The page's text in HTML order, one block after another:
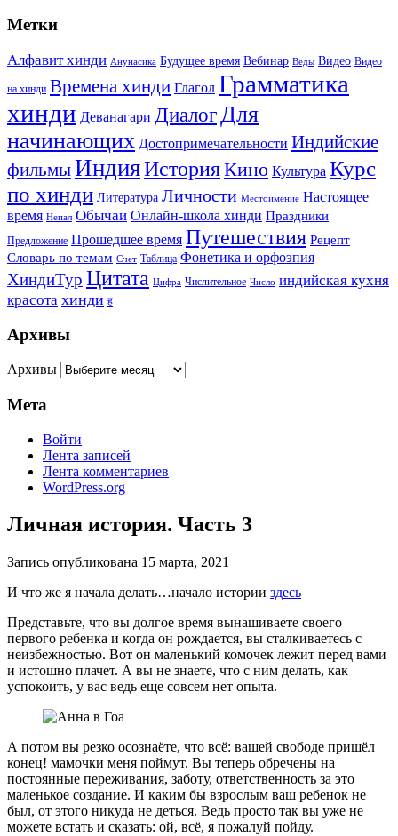
Метки
Алфавит хинди Анунасика Будущее время Вебинар Веды Видео Видео
на хинди Времена хинди Глагол Грамматика
хинди Деванагари Диалог Для
начинающих Достопримечательности Индийские
фильмыИндияИсторияКино Культура Курс
по хинди Литература Личности Местоимение Настоящее
время Непал Обычаи Онлайн-школа хинди Праздники
Предложение Прошедшее время Путешествия Рецепт
Словарь по темам Счет Таблица Фонетика и орфоэпия
ХиндиТур Цитата Цифра Числительное Число индийская кухня
красота хинди ह
Архивы
Архивы
Мета
Войти
Лента записей
Лента комментариев
WordPress.org
Личная история. Часть 3
Запись опубликована 15 марта, 2021
И что же я начала делать…начало истории здесь
Представьте, что вы долгое время вынашиваете своего
первого ребенка и когда он рождается, вы сталкиваетесь с
неизбежностью. Вот он маленький комочек лежит перед вами
и истошно плачет. А вы не знаете, что с ним делать, как
успокоить, у вас ведь еще совсем нет опыта.
А потом вы резко осознаёте, что всё: вашей свободе пришёл
конец! мамочки меня поймут. Вы теперь обречены на
постоянные переживания, заботу, ответственность за это
маленькое создание. И каким бы взрослым ваш ребенок не
был, от этого никуда не деться. Ведь просто так вы уже не
можете встать и сказать: ой, всё, я пожалуй пойду.